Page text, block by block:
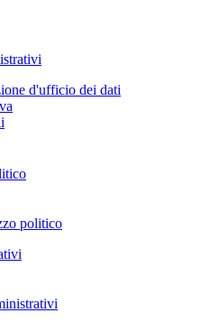
d'ufficio dei dati
politico